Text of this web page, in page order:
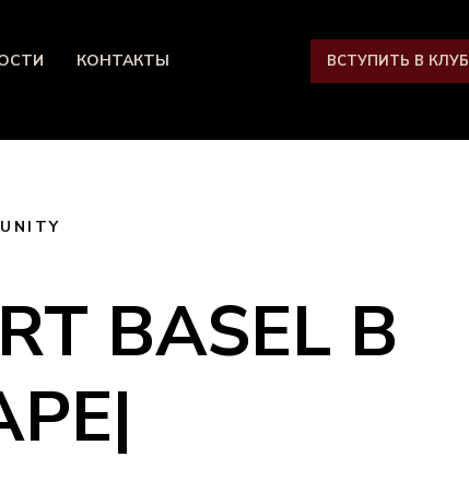
КОНТАКТЫ ВСТУПИТЬ В КЛУБ
BASEL В
|